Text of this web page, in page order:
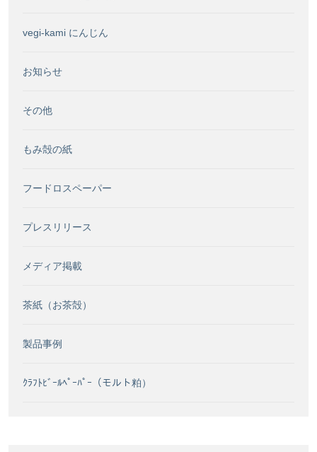
vegi-kami にんじん
お知らせ
その他
もみ殻の紙
フードロスペーパー
プレスリリース
メディア掲載
茶紙（お茶殻）
製品事例
ｸﾗﾌﾄﾋﾞｰﾙﾍﾟｰﾊﾟｰ（モルト粕）